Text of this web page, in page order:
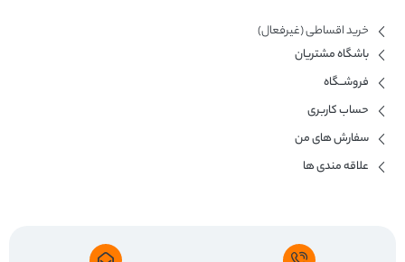
خرید اقساطی (غیرفعال)
باشگاه مشتریان
فروشــگاه
حساب کاربری
سفارش های من
علاقه مندی ها